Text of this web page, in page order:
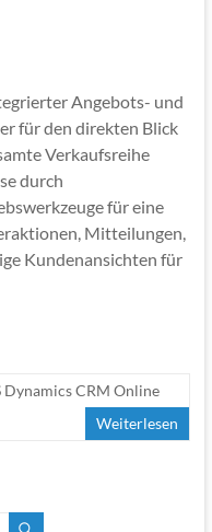
Angebots- und
für den direkten Blick
Verkaufsreihe
durch
für eine
Mitteilungen,
Kundenansichten für
Dynamics CRM Online
Weiterlesen